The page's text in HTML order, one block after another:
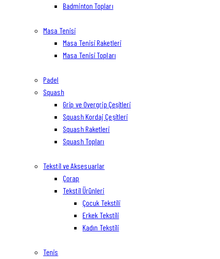
Badminton Topları
Masa Tenisi
Masa Tenisi Raketleri
Masa Tenisi Topları
Padel
Squash
Grip ve Overgrip Çeşitleri
Squash Kordaj Çeşitleri
Squash Raketleri
Squash Topları
Tekstil ve Aksesuarlar
Çorap
Tekstil Ürünleri
Çocuk Tekstili
Erkek Tekstili
Kadın Tekstili
Tenis